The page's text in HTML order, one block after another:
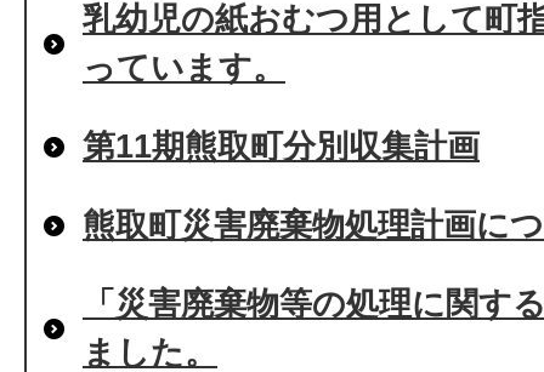
乳幼児の紙おむつ用として町
っています。
第11期熊取町分別収集計画
熊取町災害廃棄物処理計画に
「災害廃棄物等の処理に関す
ました。